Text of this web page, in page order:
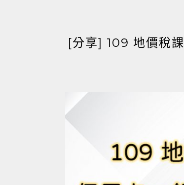
[分享] 109 地價稅